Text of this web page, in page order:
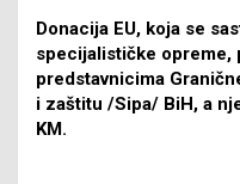
Donacija EU, koja se
specijalističke opreme,
predstavnicima
i zaštitu /Sipa/ BiH, a
KM.